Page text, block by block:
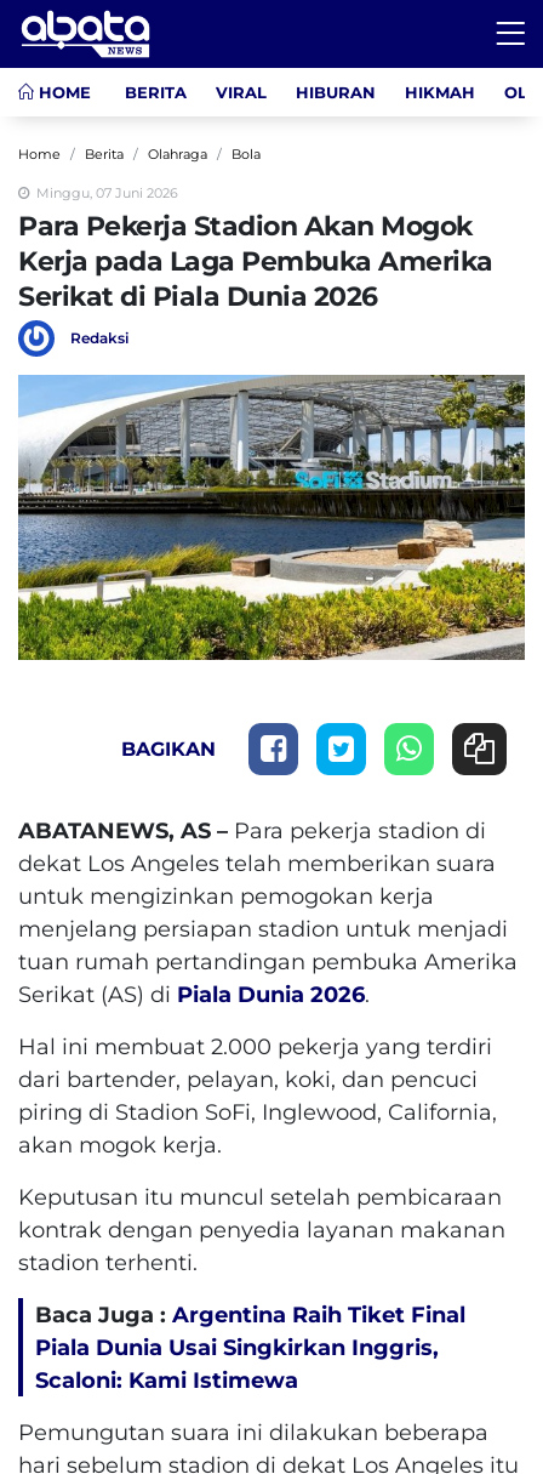
HOME BERITA VIRAL HIBURAN HIKMAH
Home Berita Olahraga Bola
Minggu, 07 Juni 2026
Para Pekerja Stadion Akan Mogok
Kerja pada Laga Pembuka Amerika
Serikat di Piala Dunia 2026
Redaksi
BAGIKAN
ABATANEWS, AS – Para pekerja stadion di
dekat Los Angeles telah memberikan suara
untuk mengizinkan pemogokan kerja
menjelang persiapan stadion untuk menjadi
tuan rumah pertandingan pembuka Amerika
Serikat (AS) di Piala Dunia 2026.
Hal ini membuat 2.000 pekerja yang terdiri
dari bartender, pelayan, koki, dan pencuci
piring di Stadion SoFi, Inglewood, California,
akan mogok kerja.
Keputusan itu muncul setelah pembicaraan
kontrak dengan penyedia layanan makanan
stadion terhenti.
Baca Juga : Argentina Raih Tiket Final
Piala Dunia Usai Singkirkan Inggris,
Scaloni: Kami Istimewa
Pemungutan suara ini dilakukan beberapa
hari sebelum stadion di dekat Los Angeles itu